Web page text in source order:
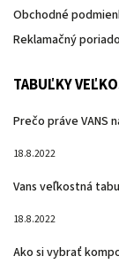
Obchodné
Reklamačný
TABUĽKY
Prečo práve VANS
18.8.2022
Vans veľkostná
18.8.2022
Ako si vybrať